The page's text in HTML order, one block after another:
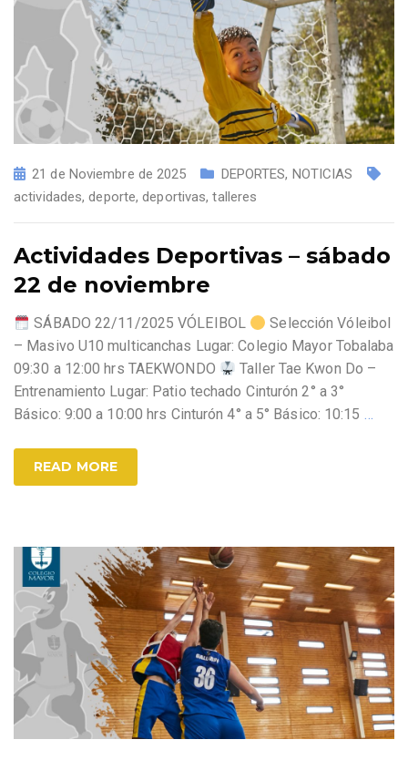
21 de Noviembre de 2025 DEPORTES, NOTICIAS
actividades,deporte,deportivas,talleres
Actividades Deportivas – sábado
22 de noviembre
SÁBADO 22/11/2025 VÓLEIBOL
Selección Vóleibol
– Masivo U10 multicanchas Lugar: Colegio Mayor Tobalaba
09:30 a 12:00 hrs TAEKWONDO
Taller Tae Kwon Do –
Entrenamiento Lugar: Patio techado Cinturón 2° a 3°
Básico: 9:00 a 10:00 hrs Cinturón 4° a 5° Básico: 10:15 …
READ MORE